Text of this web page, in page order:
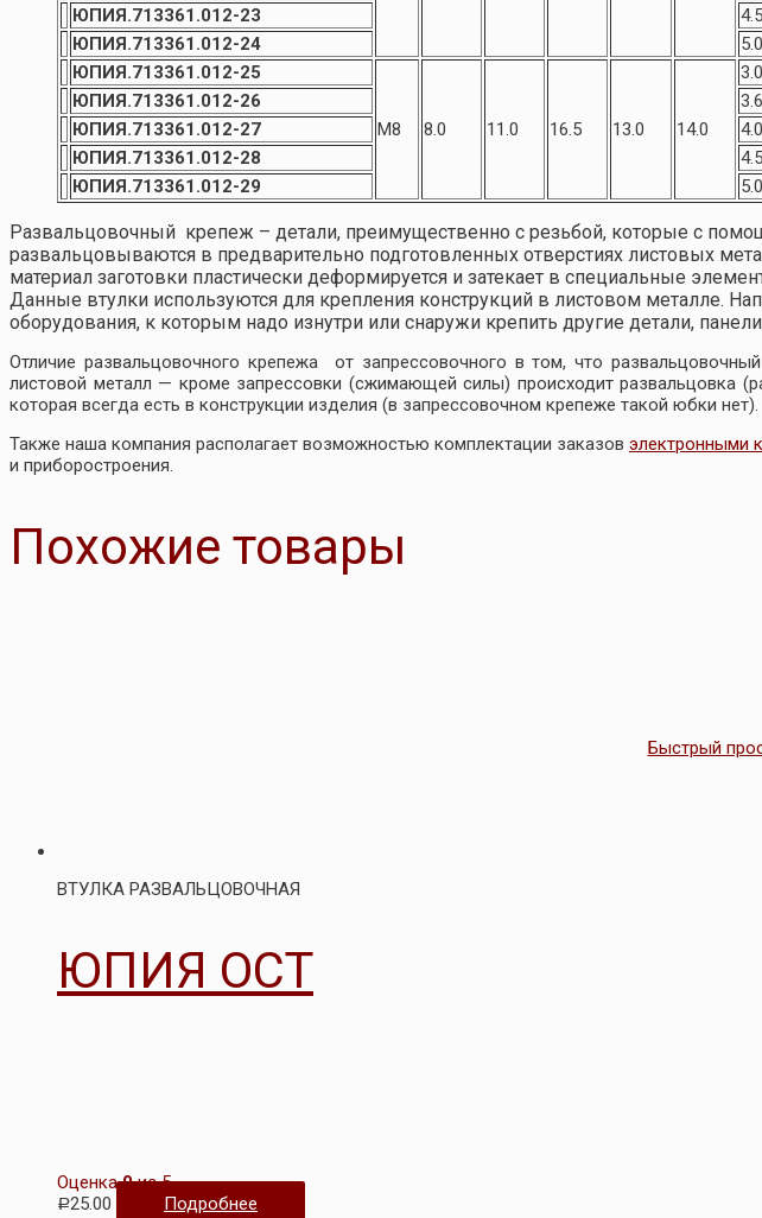
ЮПИЯ.713361.012-23
4.5
ЮПИЯ.713361.012-24
5.0
ЮПИЯ.713361.012-25
М8 8.0 11.0 16.5 13.0 14.0
3.0
ЮПИЯ.713361.012-26
3.6
ЮПИЯ.713361.012-27
4.0
ЮПИЯ.713361.012-28
4.5
ЮПИЯ.713361.012-29
5.0
Развальцовочный крепеж – детали, преимущественно с резьбой, которые с
развальцовываются в предварительно подготовленных отверстиях листовых
материал заготовки пластически деформируется и затекает в специальные
Данные втулки используются для крепления конструкций в листовом металле.
оборудования, к которым надо изнутри или снаружи крепить другие детали,
Отличие развальцовочного крепежа от запрессовочного в том, что
листовой металл — кроме запрессовки (сжимающей силы) происходит развальцовка
которая всегда есть в конструкции изделия (в запрессовочном крепеже такой юбки нет).
Также наша компания располагает возможностью комплектации заказов электронными
и приборостроения.
Похожие товары
Быстрый
ВТУЛКА РАЗВАЛЬЦОВОЧНАЯ
ЮПИЯ ОСТ
Оценка0из 5
Р25.00 Подробнее